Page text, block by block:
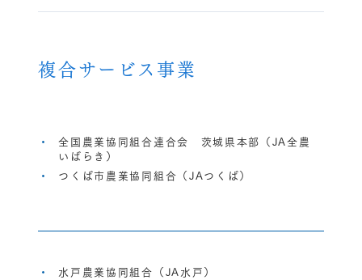
複合サービス事業
全国農業協同組合連合会 茨城県本部（JA全農
いばらき）
つくば市農業協同組合（JAつくば）
水戸農業協同組合（JA水戸）